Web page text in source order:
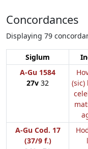
Concordances
Displaying 79
Siglum
A-Gu 1584
27v 32
(sic)
A-Gu Cod. 17
(37/9 f.)